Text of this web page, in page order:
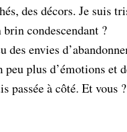
des décors. Je suis
condescendant ?
des envies
plus d’émotions et
passée à côté. Et vous ?